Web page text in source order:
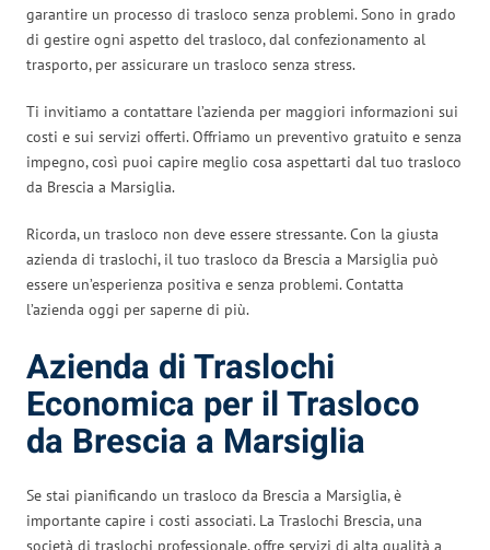
garantire un processo di trasloco senza problemi. Sono in grado
di gestire ogni aspetto del trasloco, dal confezionamento al
trasporto, per assicurare un trasloco senza stress.
Ti invitiamo a contattare l’azienda per maggiori informazioni sui
costi e sui servizi offerti. Offriamo un preventivo gratuito e senza
impegno, così puoi capire meglio cosa aspettarti dal tuo trasloco
da Brescia a Marsiglia.
Ricorda, un trasloco non deve essere stressante. Con la giusta
azienda di traslochi, il tuo trasloco da Brescia a Marsiglia può
essere un’esperienza positiva e senza problemi. Contatta
l’azienda oggi per saperne di più.
Azienda di Traslochi
Economica per il Trasloco
da Brescia a Marsiglia
Se stai pianificando un trasloco da Brescia a Marsiglia, è
importante capire i costi associati. La Traslochi Brescia, una
società di traslochi professionale, offre servizi di alta qualità a